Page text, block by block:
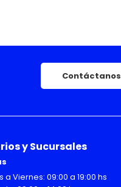
Contáctanos
y Sucursales
a Viernes: 09:00 a 19:00 hs